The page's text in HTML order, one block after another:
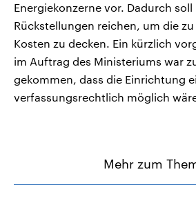
Energiekonzerne vor. Dadurch
Rückstellungen reichen, um die
Kosten zu decken. Ein kürzlich
im Auftrag des Ministeriums war
gekommen, dass die Einrichtung
verfassungsrechtlich möglich
Mehr zum